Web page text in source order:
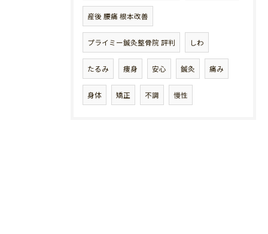
産後 腰痛 根本改善
プライミー鍼灸整骨院 評判 しわ
たるみ 痩身 安心 鍼灸 痛み
身体 矯正 不調 慢性